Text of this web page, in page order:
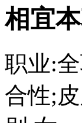
相宜
职业:
合性;